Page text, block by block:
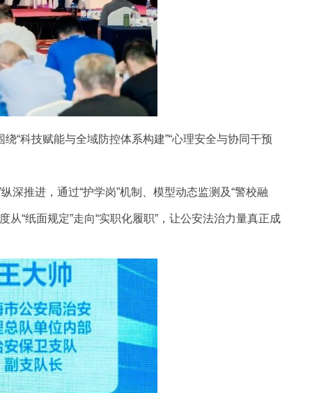
“科技赋能与全域防控体系构建”“心理安全与协同干预
推进，通过“护学岗”机制、模型动态监测及“警校融
“纸面规定”走向“实职化履职”，让公安法治力量真正成